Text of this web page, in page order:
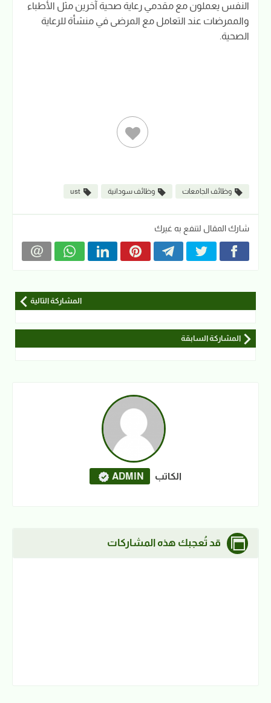
النفس يعملون مع مقدمي رعاية صحية آخرين مثل الأطباء
والممرضات عند التعامل مع المرضى في منشأة للرعاية
الصحية.
وظائف الجامعات وظائف سودانية ust
شارك المقال لتنفع به غيرك
المشاركة التالية
المشاركة السابقة
الكاتب ADMIN
قد تُعجبك هذه المشاركات